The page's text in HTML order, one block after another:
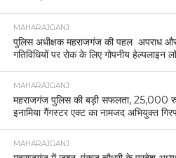
MAHARAJGANJ
पुलिस अधीक्षक महराजगंज की पहल अपराध
गतिविधियों पर रोक के लिए गोपनीय हेल्पलाइन
MAHARAJGANJ
महराजगंज पुलिस की बड़ी सफलता, 25,000
इनामिया गैंगस्टर एक्ट का नामजद अभियुक्त
MAHARAJGANJ